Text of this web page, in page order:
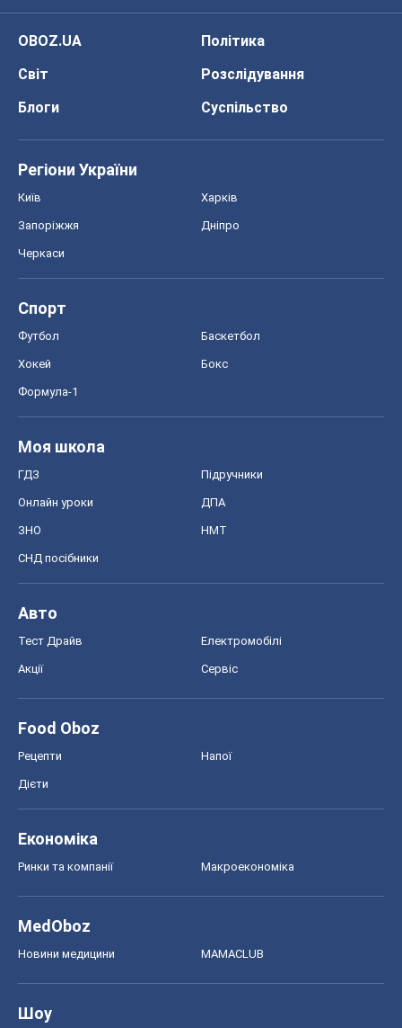
OBOZ.UA
Політика
Світ
Розслідування
Блоги
Суспільство
Регіони України
Київ Харків
Запоріжжя Дніпро
Черкаси
Спорт
Футбол Баскетбол
Хокей Бокс
Формула-1
Моя школа
ГДЗ Підручники
Онлайн уроки ДПА
ЗНО НМТ
СНД посібники
Авто
Тест Драйв Електромобілі
Акції Сервіс
Food Oboz
Рецепти Напої
Дієти
Економіка
Ринки та компанії Макроекономіка
MedOboz
Новини медицини MAMACLUB
Шоу